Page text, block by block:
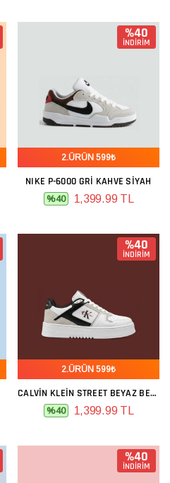
%40
İNDİRİM
2.ÜRÜN 599₺
NIKE P-6000 GRI KAHVE SIYAH
%40 1,399.99 TL
%40
İNDİRİM
2.ÜRÜN 599₺
CALVIN KLEIN STREET BEYAZ BEJ SIYAH
%40 1,399.99 TL
%40
İNDİRİM